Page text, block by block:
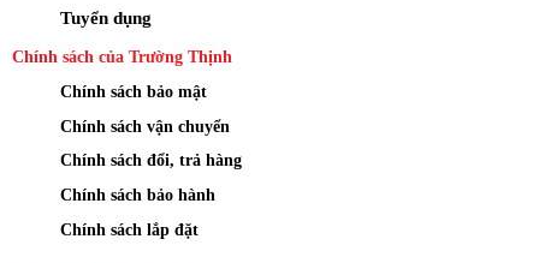
Tuyển dụng
Chính sách của Trường Thịnh
Chính sách bảo mật
Chính sách vận chuyển
Chính sách đổi, trả hàng
Chính sách bảo hành
Chính sách lắp đặt